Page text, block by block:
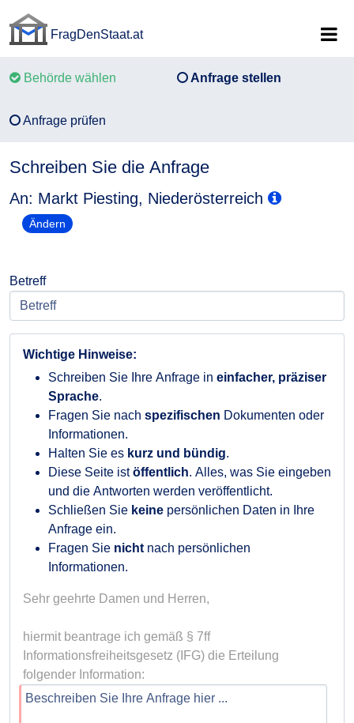
FragDenStaat.at
Behörde wählen Anfrage stellen
Anfrage prüfen
Schreiben Sie die Anfrage
An: Markt Piesting, Niederösterreich
Ändern
Betreff
Wichtige Hinweise:
Schreiben Sie Ihre Anfrage in einfacher, präziser
Sprache.
Fragen Sie nach spezifischen Dokumenten oder
Informationen.
Halten Sie es kurz und bündig.
Diese Seite istöffentlich. Alles, was Sie eingeben
und die Antworten werden veröffentlicht.
Schließen Sie keine persönlichen Daten in Ihre
Anfrage ein.
Fragen Sie nicht nach persönlichen
Informationen.
Sehr geehrte Damen und Herren,
hiermit beantrage ich gemäß § 7ff
Informationsfreiheitsgesetz (IFG) die Erteilung